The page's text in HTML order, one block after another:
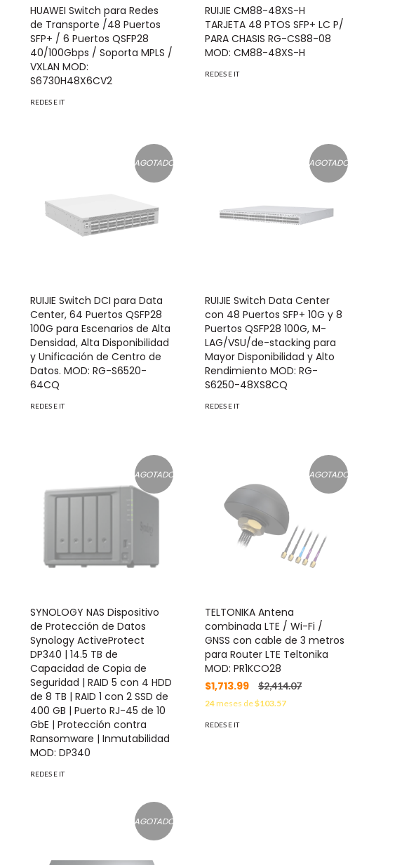
HUAWEI Switch para Redes
de Transporte /48 Puertos
SFP+ / 6 Puertos QSFP28
40/100Gbps / Soporta MPLS /
VXLAN MOD:
S6730H48X6CV2
REDES E IT
RUIJIE CM88-48XS-H
TARJETA 48 PTOS SFP+ LC P/
PARA CHASIS RG-CS88-08
MOD: CM88-48XS-H
REDES E IT
AGOTADO
RUIJIE Switch DCI para Data
Center, 64 Puertos QSFP28
100G para Escenarios de Alta
Densidad, Alta Disponibilidad
y Unificación de Centro de
Datos. MOD: RG-S6520-
64CQ
REDES E IT
AGOTADO
RUIJIE Switch Data Center
con 48 Puertos SFP+ 10G y 8
Puertos QSFP28 100G, M-
LAG/VSU/de-stacking para
Mayor Disponibilidad y Alto
Rendimiento MOD: RG-
S6250-48XS8CQ
REDES E IT
AGOTADO
SYNOLOGY NAS Dispositivo
de Protección de Datos
Synology ActiveProtect
DP340 | 14.5 TB de
Capacidad de Copia de
Seguridad | RAID 5 con 4 HDD
de 8 TB | RAID 1 con 2 SSD de
400 GB | Puerto RJ-45 de 10
GbE | Protección contra
Ransomware | Inmutabilidad
MOD: DP340
REDES E IT
AGOTADO
TELTONIKA Antena
combinada LTE / Wi-Fi /
GNSS con cable de 3 metros
para Router LTE Teltonika
MOD: PR1KCO28
$1,713.99
$2,414.07
24meses de$103.57
REDES E IT
AGOTADO